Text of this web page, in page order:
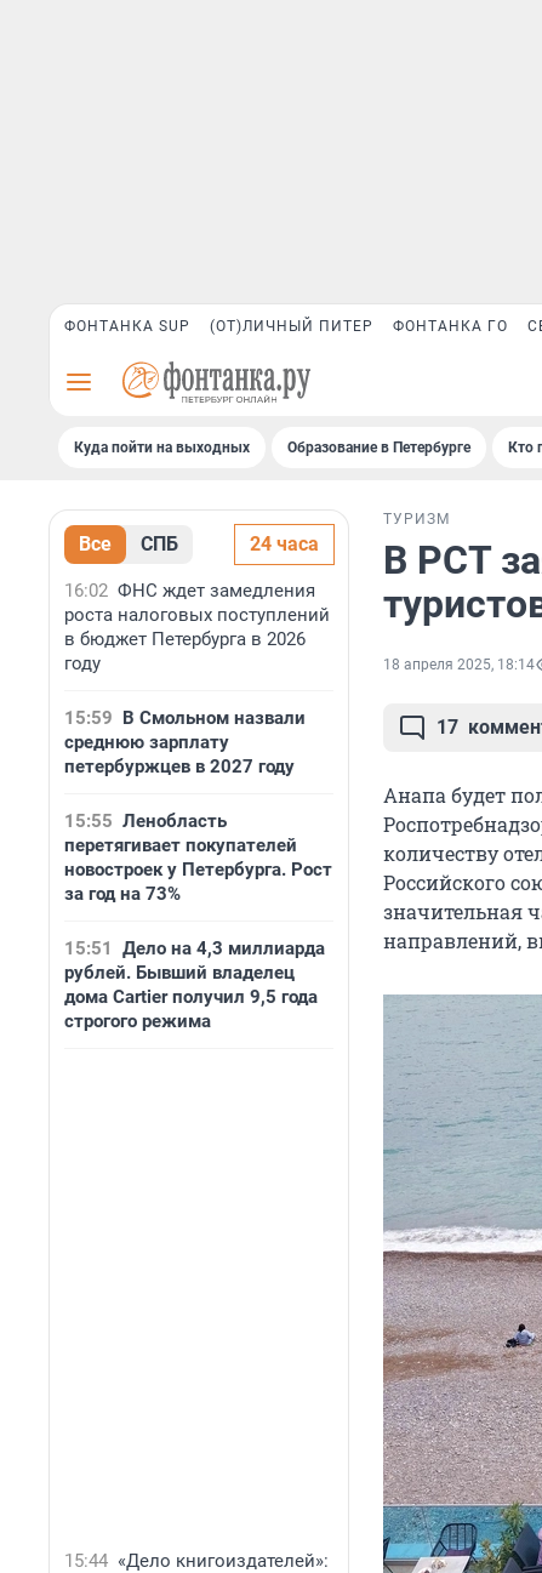
ФОНТАНКА SUP (ОТ)ЛИЧНЫЙ ПИТЕР ФОНТАНКА ГО
Куда пойти на выходных Образование в Петербурге Кто
Все СПБ 24 часа
16:02 ФНС ждет замедления
роста налоговых поступлений
в бюджет Петербурга в 2026
году
15:59 В Смольном назвали
среднюю зарплату
петербуржцев в 2027 году
15:55 Ленобласть
перетягивает покупателей
новостроек у Петербурга. Рост
за год на 73%
15:51
Дело на 4,3 миллиарда
рублей. Бывший владелец
дома Cartier получил 9,5 года
строгого режима
15:44 «Дело книгоиздателей»:
ТУРИЗМ
В РСТ
18 апреля 2025, 18:14
17
Анапа будет
количеству
Российского
значительная
направлений,